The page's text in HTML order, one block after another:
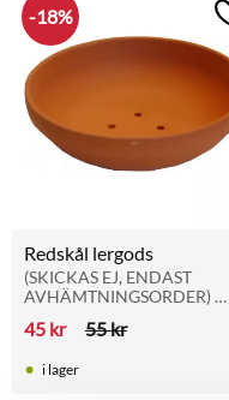
Redskål lergods
(SKICKAS EJ, ENDAST
AVHÄMTNINGSORDER)
kvalité
45 kr 55kr
18%
i lager